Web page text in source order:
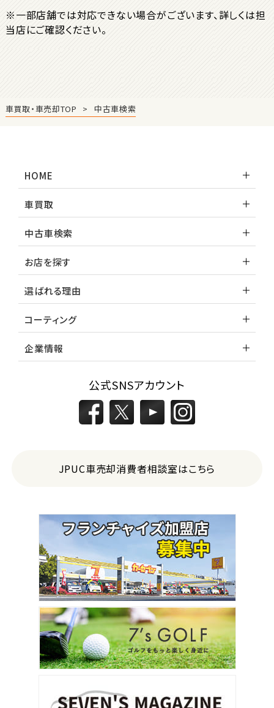
※一部店舗では対応できない場合がございます、詳しくは担
当店にご確認ください。
車買取・車売却TOP 中古車検索
HOME
車買取
中古車検索
お店を探す
選ばれる理由
コーティング
企業情報
公式SNSアカウント
JPUC車売却消費者相談室はこちら